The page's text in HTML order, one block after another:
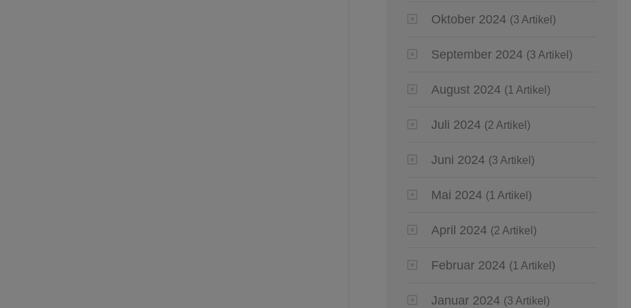
Oktober 2024 (3 Artikel)
September 2024 (3 Artikel)
August 2024 (1 Artikel)
Juli 2024 (2 Artikel)
Juni 2024 (3 Artikel)
Mai 2024 (1 Artikel)
April 2024 (2 Artikel)
Februar 2024 (1 Artikel)
Januar 2024 (3 Artikel)